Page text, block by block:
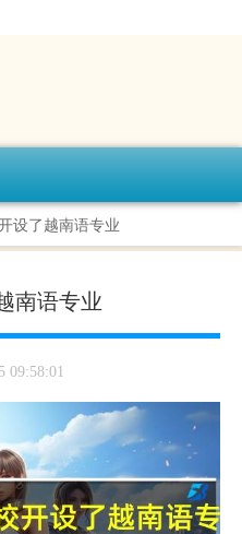
设了越南语专业
南语专业
09:58:01